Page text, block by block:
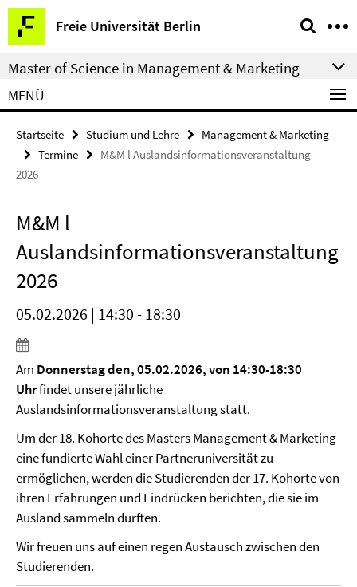
Springe
direkt
zu
Inhalt
Freie Universität Berlin
Service-
Navigation
Master of Science in Management & Marketing
MENÜ
Startseite Studium und Lehre
Management & Marketing
Termine
M&M l Auslandsinformationsveranstaltung
2026
M&M l
Auslandsinformationsveranstaltung
2026
05.02.2026 | 14:30 - 18:30
Am Donnerstag den, 05.02.2026, von 14:30-18:30
Uhrfindet unsere jährliche
Auslandsinformationsveranstaltung statt.
Um der 18. Kohorte des Masters Management & Marketing
eine fundierte Wahl einer Partneruniversität zu
ermöglichen, werden die Studierenden der 17. Kohorte von
ihren Erfahrungen und Eindrücken berichten, die sie im
Ausland sammeln durften.
Wir freuen uns auf einen regen Austausch zwischen den
Studierenden.